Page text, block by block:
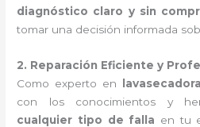
diagnóstico claro y sin
tomar una decisión informada
2. Reparación Eficiente y
Como experto en
con los conocimientos y
cualquier tipo de falla en tu